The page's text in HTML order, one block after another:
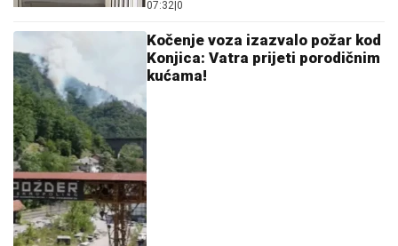
07:32 0
Kočenje voza izazvalo požar kod
Konjica: Vatra prijeti porodičnim
kućama!